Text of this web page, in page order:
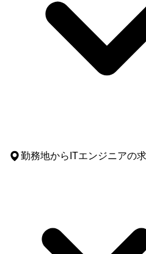
勤務地からITエンジニアの